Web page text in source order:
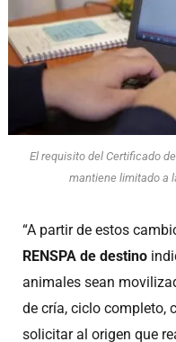
El requisito del Certificado
mantiene limitado a
“A partir de estos
RENSPA de destino
animales sean
de cría, ciclo completo,
solicitar al origen que